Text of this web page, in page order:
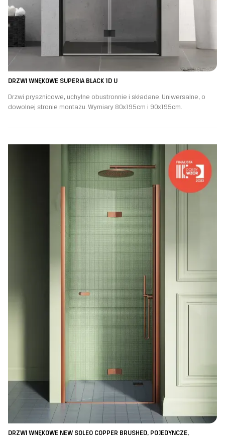
DRZWI WNĘKOWE SUPERIA BLACK 1D U
Drzwi prysznicowe, uchylne obustronnie i składane. Uniwersalne, o
dowolnej stronie montażu. Wymiary 80x195cm i 90x195cm.
DRZWI WNĘKOWE NEW SOLEO COPPER BRUSHED, POJEDYNCZE,